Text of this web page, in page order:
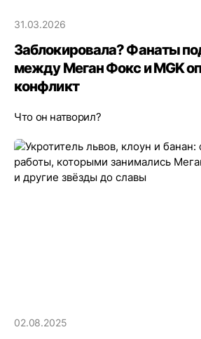
31.03.2026
Заблокировала? Фанаты
между Меган Фокс и MGK
конфликт
Что он натворил?
02.08.2025